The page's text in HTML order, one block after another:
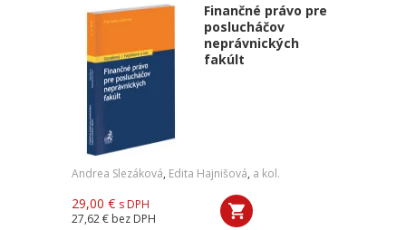
Finančné právo pre
poslucháčov
neprávnických
fakúlt
Andrea Slezáková, Edita Hajnišová, a kol.
29,00 € s DPH
27,62 € bez DPH